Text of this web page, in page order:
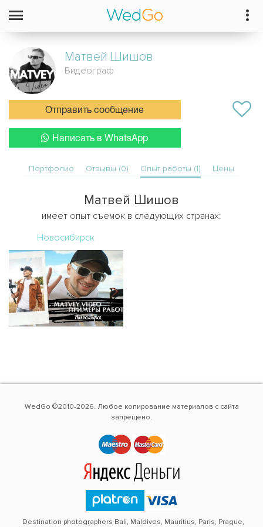
Матвей Шишов
Видеограф
Отправить сообщение
Написать в WhatsApp
Портфолио Отзывы (0) Опыт работы (1) Цены
Матвей Шишов
имеет опыт съемок в следующих странах:
Новосибирск
WedGo ©2010-2026. Любое копирование материалов с сайта
запрещено.
Destination photographers Bali, Maldives, Mauritius, Paris, Prague,